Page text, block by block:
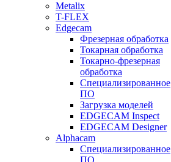
Metalix
T-FLEX
Edgecam
Фрезерная обработка
Токарная обработка
Токарно-фрезерная
обработка
Специализированное
ПО
Загрузка моделей
EDGECAM Inspect
EDGECAM Designer
Alphacam
Специализированное
ПО